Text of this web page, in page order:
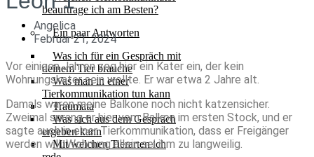
beauftrage ich am Besten?
Ein paar Antworten
Was ich für ein Gespräch mit
deinem Tier brauche
Was man in einer
Tierkommunikation tun kann
Traumata
Was sich aus dem Gespräch
ergeben kann
Mit welchen Tierarten ich
Angelica
Februar 21, 2024
Vor einigen Jahren zog hier ein Kater ein, der kein
Wohnungskater sein wollte. Er war etwa 2 Jahre alt.
Damals waren meine Balkone noch nicht katzensicher.
Zweimal sprang er hier vom Balkon im ersten Stock, und er
sagte auch in einer Tierkommunikation, dass er Freigänger
werden will, Wohnung allein sei ihm zu langweilig.